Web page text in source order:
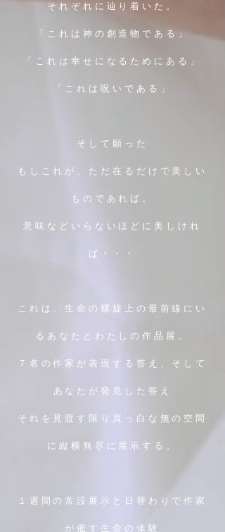
それぞれに辿り着いた。
「これは神の創造物である」
「これは幸せになるためにある」
「これは呪いである」
そして願った
もしこれが、ただ在るだけで美しい
ものであれば。
意味などいらないほどに美しけれ
ば・・・
これは、生命の螺旋上の最前線にい
るあなたとわたしの作品展。
７名の作家が表現する答え、そして
あなたが発見した答え
それを見渡す限り真っ白な無の空間
に縦横無尽に展示する。
１週間の常設展示と日替わりで作家
が催す生命の体験